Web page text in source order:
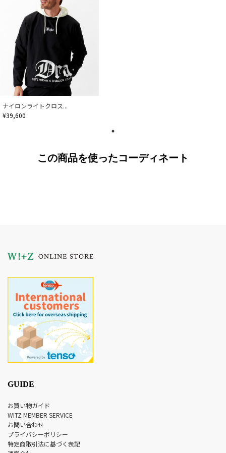
ナイロンライトクロス...
¥39,600
この商品を使ったコーディネート
GUIDE
お買い物ガイド
WITZ MEMBER SERVICE
お問い合わせ
プライバシーポリシー
特定商取引法に基づく表記